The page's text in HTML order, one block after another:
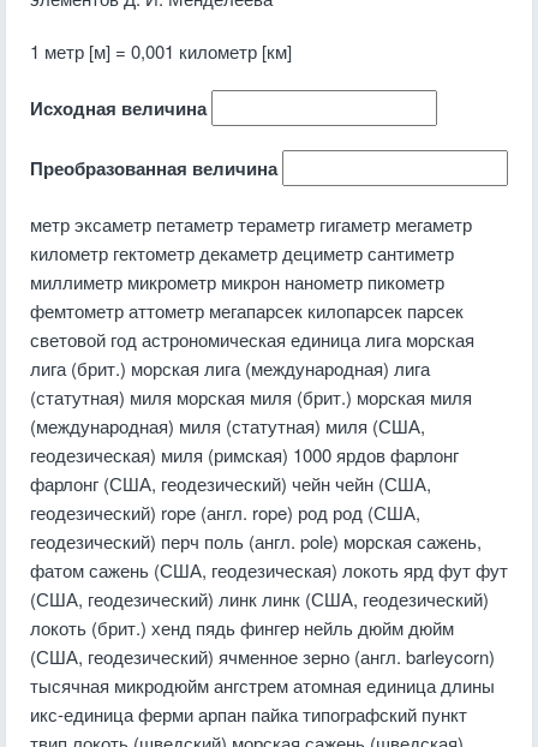
1 метр [м] = 0,001 километр [км]
Исходная величина
Преобразованная величина
метр эксаметр петаметр тераметр гигаметр мегаметр
километр гектометр декаметр дециметр сантиметр
миллиметр микрометр микрон нанометр пикометр
фемтометр аттометр мегапарсек килопарсек парсек
световой год астрономическая единица лига морская
лига (брит.) морская лига (международная) лига
(статутная) миля морская миля (брит.) морская миля
(международная) миля (статутная) миля (США,
геодезическая) миля (римская) 1000 ярдов фарлонг
фарлонг (США, геодезический) чейн чейн (США,
геодезический) rope (англ. rope) род род (США,
геодезический) перч поль (англ. pole) морская сажень,
фатом сажень (США, геодезическая) локоть ярд фут фут
(США, геодезический) линк линк (США, геодезический)
локоть (брит.) хенд пядь фингер нейль дюйм дюйм
(США, геодезический) ячменное зерно (англ. barleycorn)
тысячная микродюйм ангстрем атомная единица длины
икс-единица ферми арпан пайка типографский пункт